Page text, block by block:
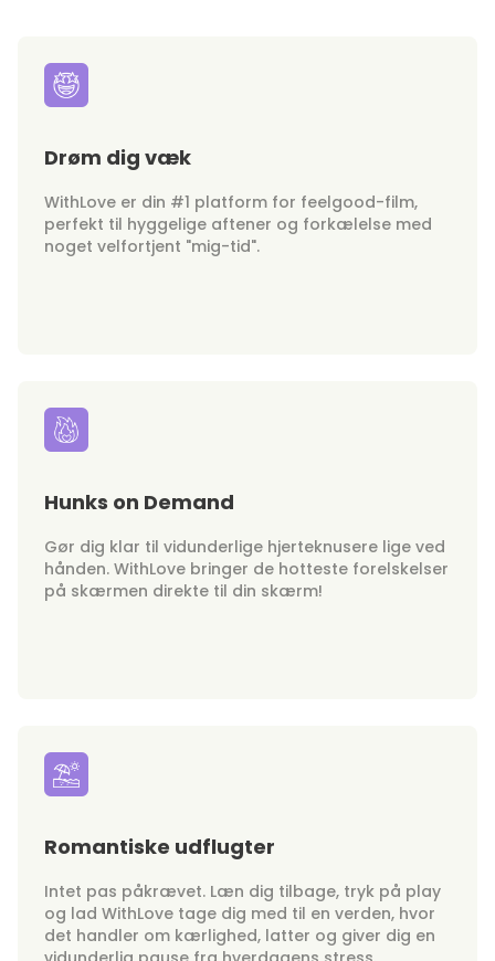
Drøm dig væk
WithLove er din #1 platform for feelgood-film,
perfekt til hyggelige aftener og forkælelse med
noget velfortjent "mig-tid".
Hunks on Demand
Gør dig klar til vidunderlige hjerteknusere lige ved
hånden. WithLove bringer de hotteste forelskelser
på skærmen direkte til din skærm!
Romantiske udflugter
Intet pas påkrævet. Læn dig tilbage, tryk på play
og lad WithLove tage dig med til en verden, hvor
det handler om kærlighed, latter og giver dig en